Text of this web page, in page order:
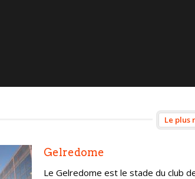
Gelredome
Le Gelredome est le stade du club